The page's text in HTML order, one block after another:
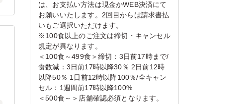
は、お支払い方法は現金かWEB決済にて
お願いいたします。2回目からは請求書払
いもご選択いただけます。
※100食以上のご注文は締切・キャンセル
規定が異なります。
＜100食～499食＞締切：3日前17時まで/
食数減：3日前17時以降30％ 2日前12時
以降50％ 1日前12時以降100％/全キャン
セル：1週間前17時以降100%
＜500食～＞店舗確認必須となります。